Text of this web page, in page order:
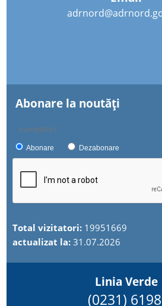
Abonare la noutăţi
Abonare Dezabonare
Total vizitatori: 19951669
actualizat la:31.07.2026
Linia Verde
(0231)